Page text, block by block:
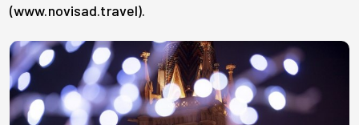
(www.novisad.travel).